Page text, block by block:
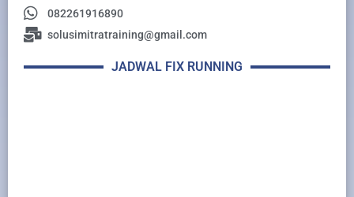
082261916890
solusimitratraining@gmail.com
JADWAL FIX RUNNING